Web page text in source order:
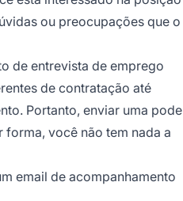
ou preocupações que o
de entrevista de emprego
de contratação até
Portanto, enviar uma pode
você não tem nada a
email de acompanhamento